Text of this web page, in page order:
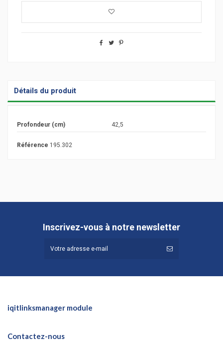
Détails du produit
Profondeur (cm) 42,5
Référence 195.302
Inscrivez-vous à notre newsletter
iqitlinksmanager module
Contactez-nous